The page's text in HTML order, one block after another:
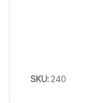
SKU: 240